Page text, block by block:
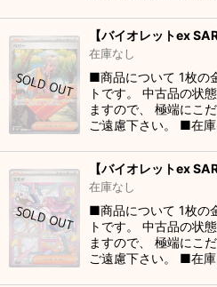
【バイオレットex
在庫なし
■商品について 1枚の
トです。 中古品の状
ますので、 極端にこ
ご遠慮下さい。 ■在
【バイオレットex
在庫なし
■商品について 1枚の
トです。 中古品の状
ますので、 極端にこ
ご遠慮下さい。 ■在